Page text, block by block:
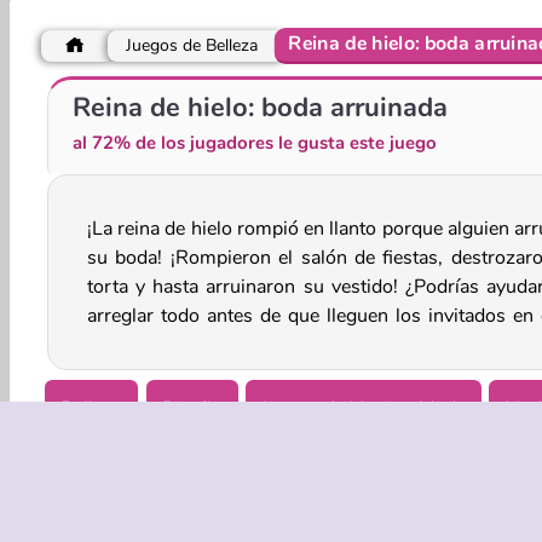
Día a la Moda de Ice Queen
Juegos de Belleza Reina de hielo: boda
Reina de hielo: boda arruinada
al 72% de los jugadores le gusta este juego
¡La reina de hielo rompió en llanto porque alguien
su boda! ¡Rompieron el salón de fiestas,
torta y hasta arruinaron su vestido! ¿Podrías
arreglar todo antes de que lleguen los invitados en
juego de simulación? ¡Todavía está a tiempo de
Belleza Diseño Juegos de Vestir y Moda